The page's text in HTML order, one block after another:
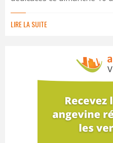
LIRE LA SUITE